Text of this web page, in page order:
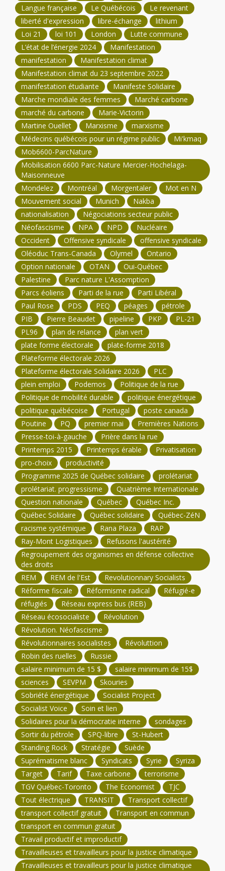
Langue française
Le Québécois
Le revenant
liberté d'expression
libre-échange
lithium
Loi 21
loi 101 London
Lutte commune
L’état de l’énergie 2024
Manifestation
manifestation
Manifestation climat
Manifestation climat du 23 septembre 2022
manifestation étudiante
Manifeste Solidaire
Marche mondiale des femmes
Marché carbone
marché du carbone
Marie-Victorin
Martine Ouellet
Marxisme
marxisme
Médecins québécois pour un régime public
Mi'kmaq
Mob6600-ParcNature
Mobilisation 6600 Parc-Nature Mercier-Hochelaga-
Maisonneuve
Mondelez
Montréal Morgentaler
Mot en N
Mouvement social
Munich
Nakba
nationalisation
Négociations secteur public
Néofascisme
NPA NPD
Nucléaire
Occident
Offensive syndicale
offensive syndicale
Oléoduc Trans-Canada
Olymel
Ontario
Option nationale
OTAN
Oui-Québec
Palestine
Parc nature L'Assomption
Parcs éoliens
Parti de la rue
Parti Libéral
Paul Rose
PDS PEQ péages
pétrole
PIB
Pierre Beaudet pipeline PKP
PL-21
PL96
plan de relance
plan vert
plate forme électorale
plate-forme 2018
Plateforme électorale 2026
Plateforme électorale Solidaire 2026
PLC
plein emploi
Podemos
Politique de la rue
Politique de mobilité durable
politique énergétique
politique québécoise
Portugal
poste canada
Poutine
PQ premier mai
Premières Nations
Presse-toi-à-gauche
Prière dans la rue
Printemps 2015
Printemps érable
Privatisation
pro-choix
productivité
Programme 2025 de Québec solidaire
prolétariat
prolétariat. progressisme
Quatrième Internationale
Question nationale
Québec
Québec Inc.
Québec Solidaire
Québec solidaire
Québec-ZéN
racisme systémique
Rana Plaza
RAP
Ray-Mont Logistiques
Refusons l'austérité
Regroupement des organismes en défense collective
des droits
REM
REM de l'Est
Revolutionnary Socialists
Réforme fiscale
Réformisme radical
Réfugié-e
réfugiés
Réseau express bus (REB)
Réseau écosocialiste
Révolution
Révolution. Néofascisme
Révolutionnaires socialistes
Révoluttion
Robin des ruelles
Russie
salaire minimum de 15 $
salaire minimum de 15$
sciences
SEVPM
Skouries
Sobriété énergétique
Socialist Project
Socialist Voice
Soin et lien
Solidaires pour la démocratie interne
sondages
Sortir du pétrole
SPQ-libre
St-Hubert
Standing Rock
Stratégie
Suède
Suprématisme blanc
Syndicats Syrie
Syriza
Target
Tarif Taxe carbone
terrorisme
TGV Québec-Toronto
The Economist
TJC
Tout électrique
TRANSIT
Transport collectif
transport collectif gratuit
Transport en commun
transport en commun gratuit
Travail productif et improductif
Travailleuses et travailleurs pour la justice climatique
Travailleuses et travailleurs pour la justice climatique